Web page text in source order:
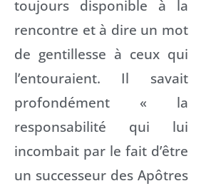
toujours disponible à la
rencontre et à dire un mot
de gentillesse à ceux qui
l’entouraient. Il savait
profondément « la
responsabilité qui lui
incombait par le fait d’être
un successeur des Apôtres